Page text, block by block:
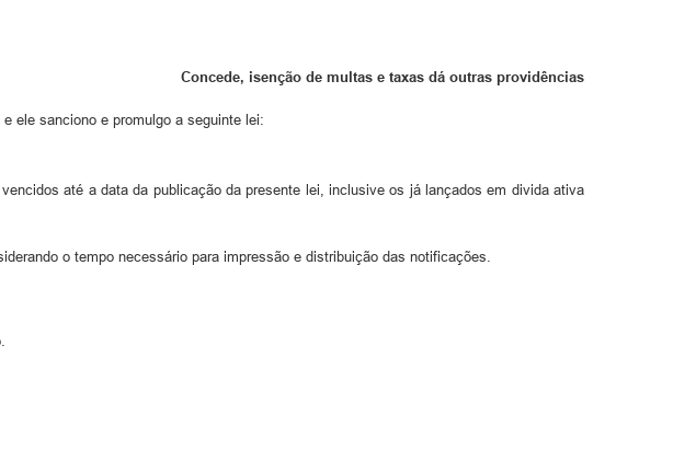
Concede, isenção de multas e taxas dá outras providências
ele sanciono e promulgo a seguinte lei:
até a data da publicação da presente lei, inclusive os já lançados em divida ativa
o tempo necessário para impressão e distribuição das notificações.